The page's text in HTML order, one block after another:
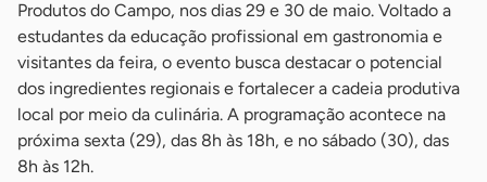
Produtos do Campo, nos dias 29 e 30 de maio. Voltado a
estudantes da educação profissional em gastronomia e
visitantes da feira, o evento busca destacar o potencial
dos ingredientes regionais e fortalecer a cadeia produtiva
local por meio da culinária. A programação acontece na
próxima sexta (29), das 8h às 18h, e no sábado (30), das
8h às 12h.